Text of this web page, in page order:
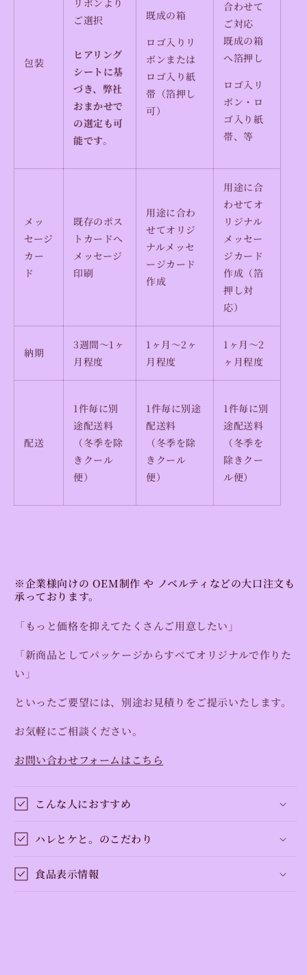
包装
ご選択
ヒアリング
シートに基
づき、弊社
おまかせで
の選定も可
能です。
既成の箱
ロゴ入りリ
ボンまたは
ロゴ入り紙
帯（箔押し
可）
合わせて
ご対応
既成の箱
へ箔押し
ロゴ入リ
ボン・ ロ
ゴ入り紙
帯、等
メッ
セージ
カー
ド
既存のポス
トカードへ
メッセージ
印刷
用途に合わ
せてオリジ
ナルメッセ
ージカード
作成
用途に合
わせてオ
リジナル
メッセー
ジカード
作成（箔
押し対
応）
納期
3週間〜1ヶ
月程度
1ヶ月 〜2ヶ
月程度
1ヶ月〜2
ヶ月程度
配送
1件毎に別
途配送料
（冬季を除
きクール
便）
1件毎に別途
配送料
（冬季を除
きクール
便）
1件毎に別
途配送料
（冬季を
除きクー
ル便）
※企業様向けの OEM制作 や ノベルティ などの大口注文も
承っております。
「もっと価格を抑えてたくさんご用意したい」
「新商品としてパッケージからすべてオリジナルで作りた
い」
といったご要望には、別途お見積りをご提示いたします。
お気軽にご相談ください。
お問い合わせフォームはこちら
こんな人におすすめ
ハレとケと。のこだわり
食品表示情報